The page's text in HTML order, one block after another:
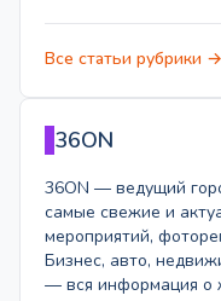
Все статьи рубрики →
36ON
36ON — ведущий
самые свежие и
мероприятий,
Бизнес, авто,
— вся информация о